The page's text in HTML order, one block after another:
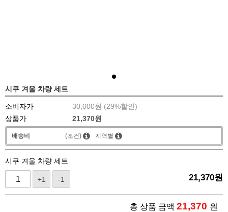
시쿠 겨울 차량 세트
소비자가 30,000원 (29%할인)
상품가
21,370원
배송비 (조건) 지역별
시쿠 겨울 차량 세트
+1 -1 21,370원
총 상품 금액 21,370 원